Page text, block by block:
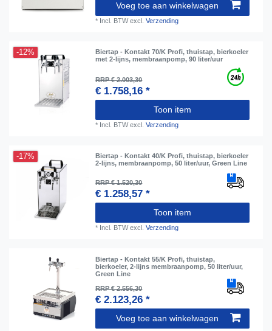
Voeg toe aan winkelwagen
* Incl. BTWexcl.Verzending
-12%
Biertap - Kontakt 70/K Profi, thuistap, bierkoeler
met 2-lijns, membraanpomp, 90 liter/uur
RRP € 2.003,30
€ 1.758,16 *
Toon item
* Incl. BTWexcl.Verzending
-17%
Biertap - Kontakt 40/K Profi, thuistap, bierkoeler
2-lijns, membraanpomp, 50 liter/uur, Green Line
RRP € 1.520,30
€ 1.258,57 *
Toon item
* Incl. BTWexcl.Verzending
Biertap - Kontakt 55/K Profi, thuistap,
bierkoeler, 2-lijns membraanpomp, 50 liter/uur,
Green Line
RRP € 2.556,30
€ 2.123,26 *
Voeg toe aan winkelwagen